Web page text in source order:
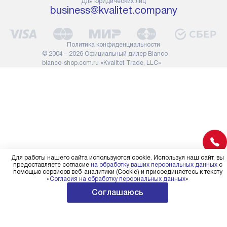
сотрудники транспортной
службы не имеют права
или другие выступающие
элементы, так как это может
повлиять на гарантийное
обслуживание в будущем.
расходных
требуется
business@kvalitet.company
© 2004 – 2026 Официальный дилер Blanco
blanco-shop.com.ru «Kvalitet Trade, LLC»
Политика конфиденциальности
Для работы нашего сайта используются cookie. Используя наш сайт, вы
предоставляете согласие на обработку ваших персональных данныхс
помощью сервисов веб-аналитики (Cookie) и присоединяетесь к тексту
«Согласия на обработку персональных данных»
Соглашаюсь